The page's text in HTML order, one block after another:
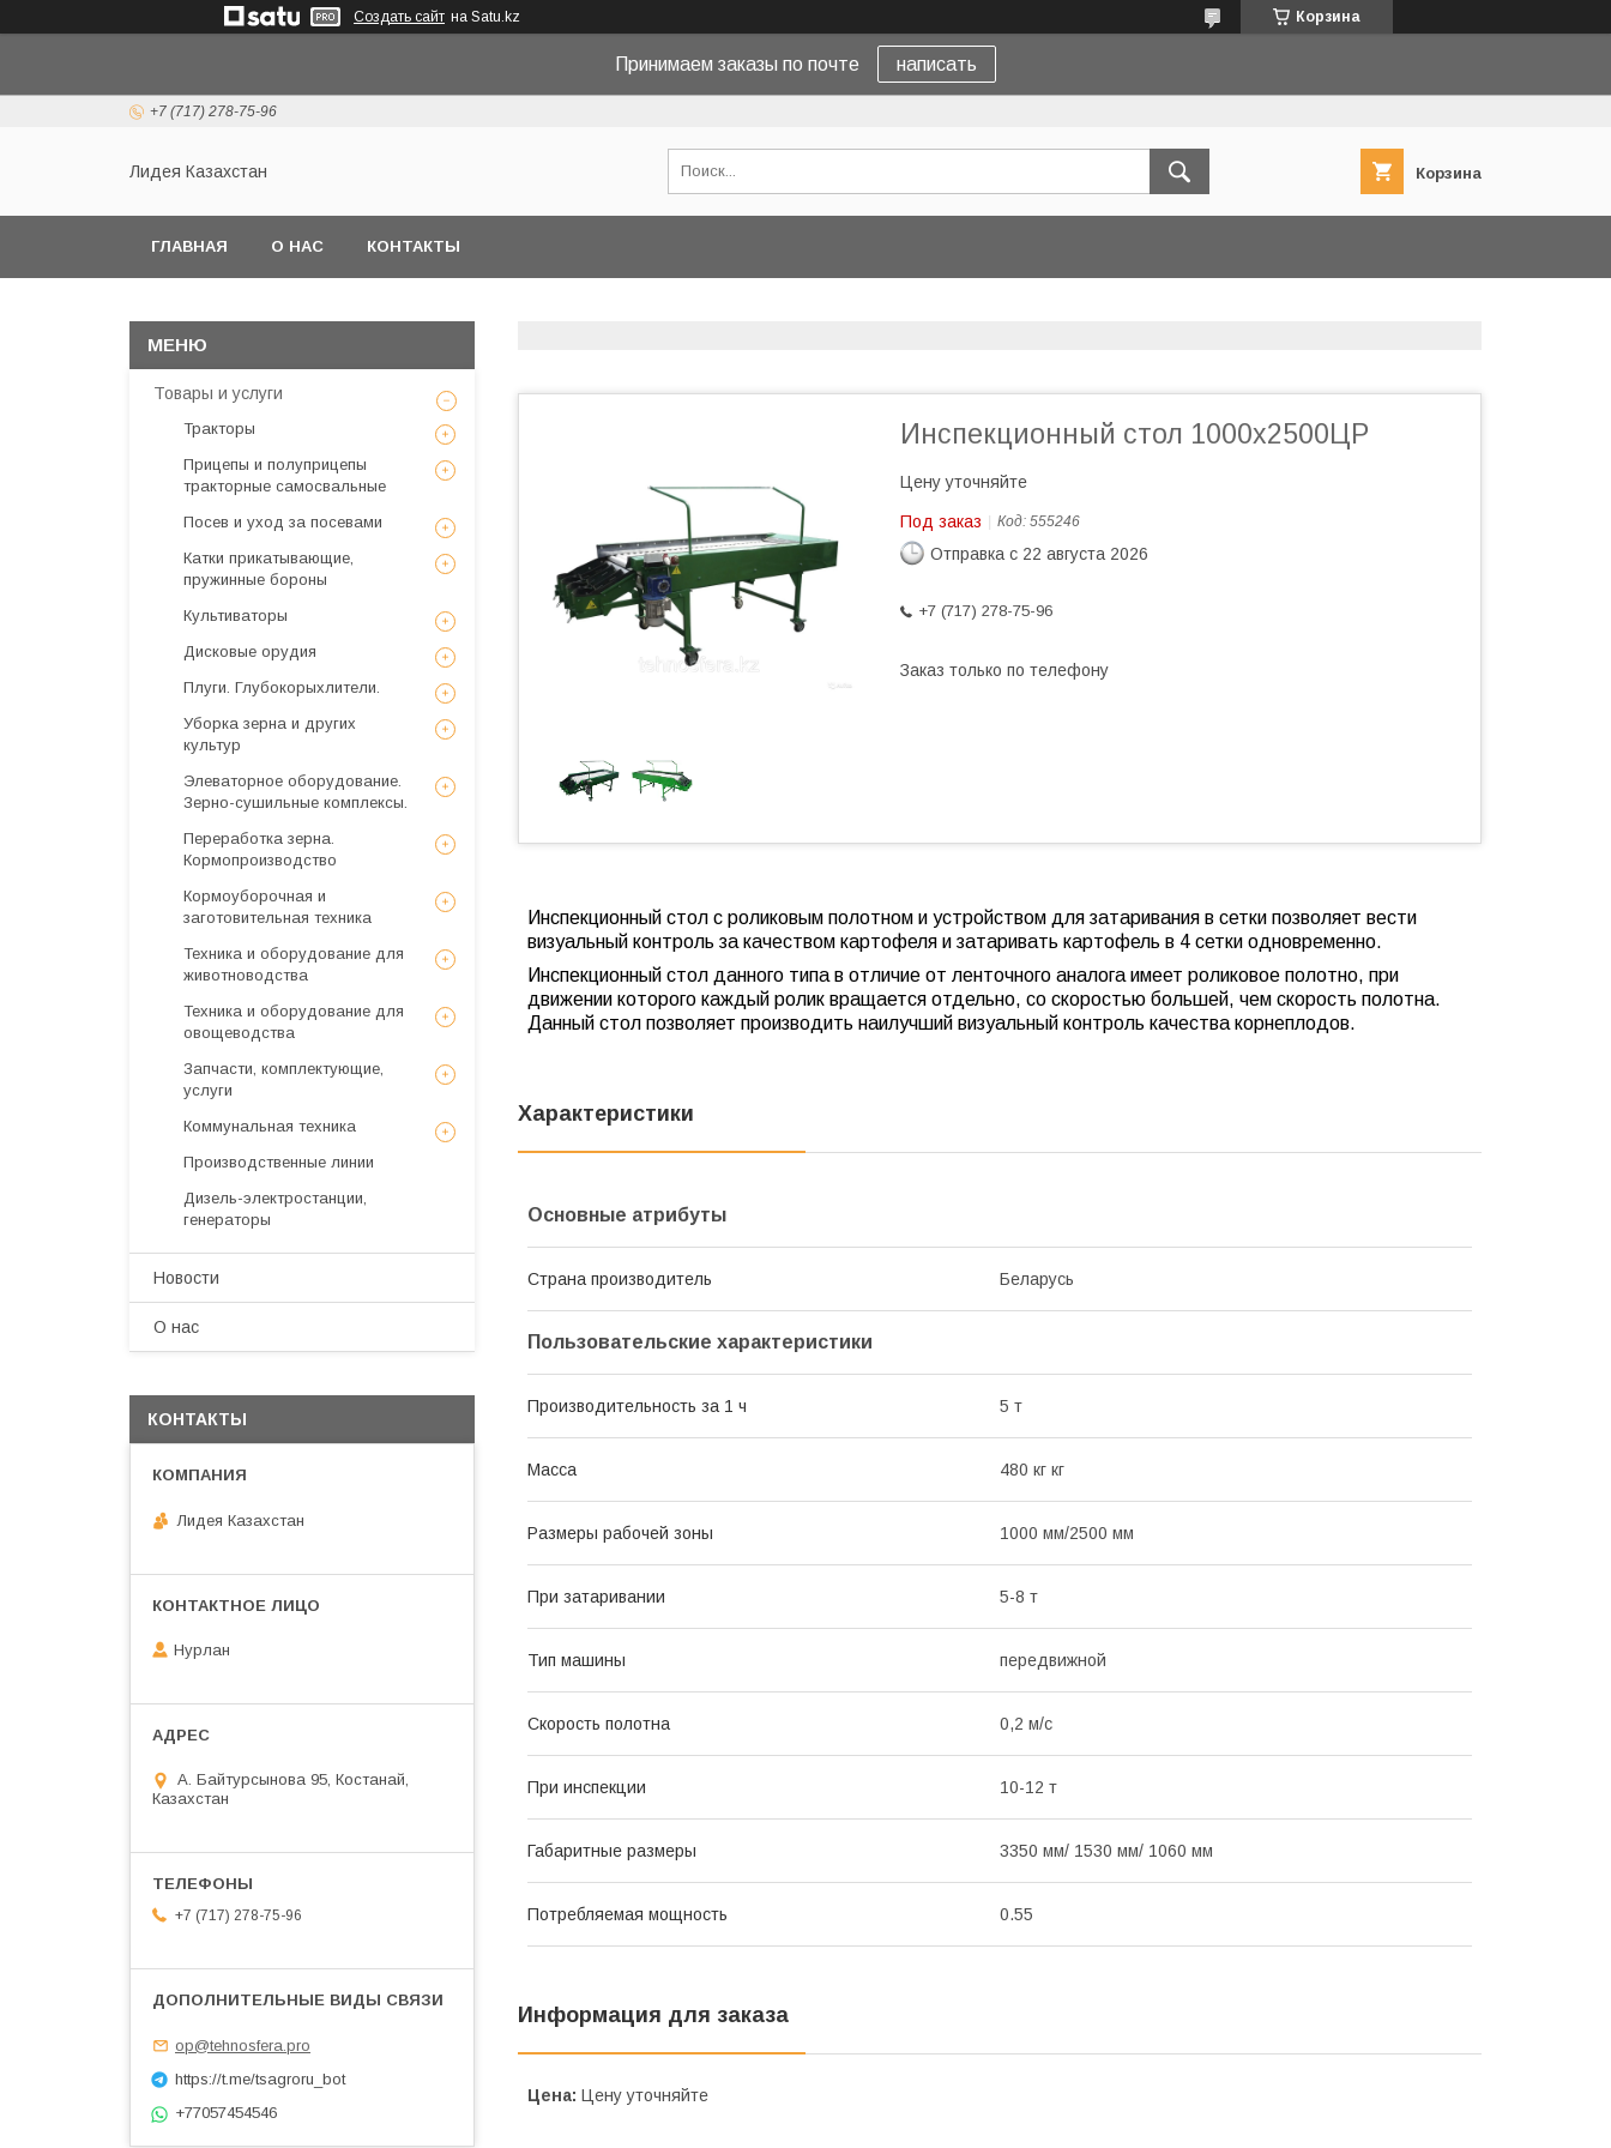
Создать сайт на Satu.kz Корзина
Принимаем заказы по почте написать
+7 (717) 278-75-96
Лидея Казахстан Корзина
ГЛАВНАЯ О НАС КОНТАКТЫ
Инспекционный стол 1000х2500ЦР
Цену уточняйте
Под заказ Код: 555246
Отправка с 22 августа 2026
+7 (717) 278-75-96
Заказ только по телефону
Инспекционный стол с роликовым полотном и устройством для затаривания в сетки позволяет вести
визуальный контроль за качеством картофеля и затаривать картофель в 4 сетки одновременно.
Инспекционный стол данного типа в отличие от ленточного аналога имеет роликовое полотно, при
движении которого каждый ролик вращается отдельно, со скоростью большей, чем скорость полотна.
Данный стол позволяет производить наилучший визуальный контроль качества корнеплодов.
Характеристики
Основные атрибуты
Страна производитель Беларусь
Пользовательские характеристики
Производительность за 1 ч 5 т
Масса 480 кг кг
Размеры рабочей зоны 1000 мм/2500 мм
При затаривании 5-8 т
Тип машины передвижной
Скорость полотна 0,2 м/с
При инспекции 10-12 т
Габаритные размеры 3350 мм/ 1530 мм/ 1060 мм
Потребляемая мощность 0.55
Информация для заказа
Цена: Цену уточняйте
Товары и услуги
Тракторы
Прицепы и полуприцепы
тракторные самосвальные
Посев и уход за посевами
Катки прикатывающие,
пружинные бороны
Культиваторы
Дисковые орудия
Плуги. Глубокорыхлители.
Уборка зерна и других
культур
Элеваторное оборудование.
Зерно-сушильные комплексы.
Переработка зерна.
Кормопроизводство
Кормоуборочная и
заготовительная техника
Техника и оборудование для
животноводства
Техника и оборудование для
овощеводства
Запчасти, комплектующие,
услуги
Коммунальная техника
Производственные линии
Дизель-электростанции,
генераторы
Новости
О нас
КОНТАКТЫ
Лидея Казахстан
Нурлан
А. Байтурсынова 95, Костанай,
Казахстан
+7 (717) 278-75-96
op@tehnosfera.pro
https://t.me/tsagroru_bot
+77057454546